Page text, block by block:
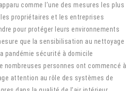
comme l’une des mesures les plus
propriétaires et les entreprises
pour protéger leurs environnements
que la sensibilisation au nettoyage
pandémie sécurité à domicile
nombreuses personnes ont commencé à
attention au rôle des systèmes de